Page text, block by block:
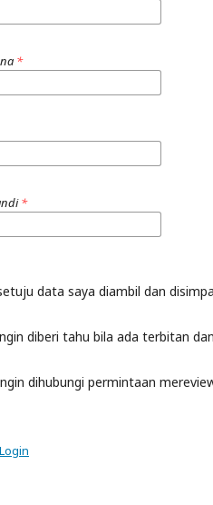
*
*
data saya diambil dan
diberi tahu bila ada terbitan
dihubungi permintaan
Login